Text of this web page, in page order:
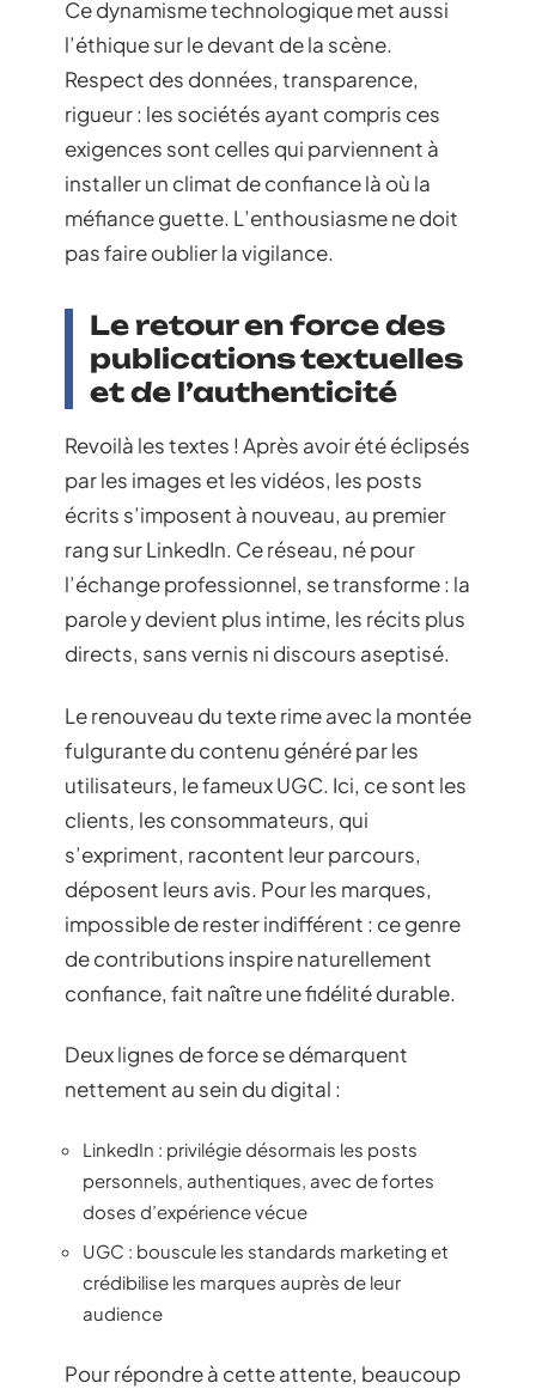
Ce dynamisme technologique met aussi
l’éthique sur le devant de la scène.
Respect des données, transparence,
rigueur : les sociétés ayant compris ces
exigences sont celles qui parviennent à
installer un climat de confiance là où la
méfiance guette. L’enthousiasme ne doit
pas faire oublier la vigilance.
Le retour en force des
publications textuelles
et de l’authenticité
Revoilà les textes ! Après avoir été éclipsés
par les images et les vidéos, les posts
écrits s’imposent à nouveau, au premier
rang sur LinkedIn. Ce réseau, né pour
l’échange professionnel, se transforme : la
parole y devient plus intime, les récits plus
directs, sans vernis ni discours aseptisé.
Le renouveau du texte rime avec la montée
fulgurante du contenu généré par les
utilisateurs, le fameux UGC. Ici, ce sont les
clients, les consommateurs, qui
s’expriment, racontent leur parcours,
déposent leurs avis. Pour les marques,
impossible de rester indifférent : ce genre
de contributions inspire naturellement
confiance, fait naître une fidélité durable.
Deux lignes de force se démarquent
nettement au sein du digital :
LinkedIn : privilégie désormais les posts
personnels, authentiques, avec de fortes
doses d’expérience vécue
UGC : bouscule les standards marketing et
crédibilise les marques auprès de leur
audience
Pour répondre à cette attente, beaucoup